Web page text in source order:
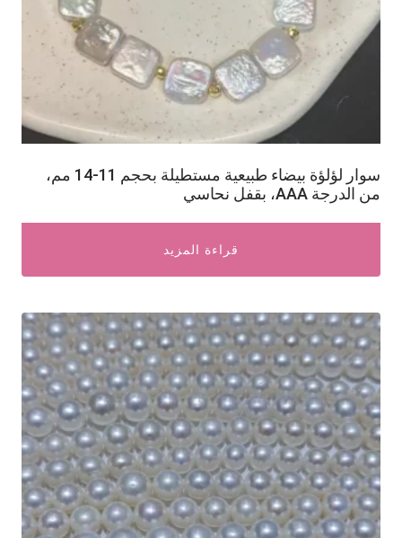
سوار لؤلؤة بيضاء طبيعية مستطيلة بحجم 11-14 مم،
من الدرجة AAA، بقفل نحاسي
قراءة المزيد